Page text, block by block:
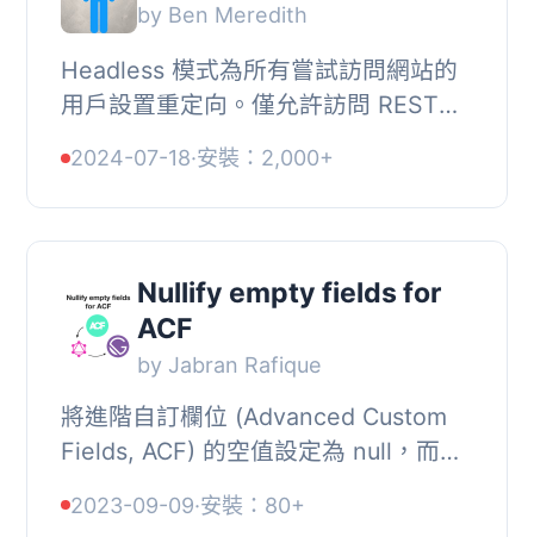
by Ben Meredith
Headless 模式為所有嘗試訪問網站的
用戶設置重定向。僅允許訪問 REST
的用戶嘗試訪問無頭安裝以編輯或創建
文章的請求。
2024-07-18·安裝：2,000+
Nullify empty fields for
ACF
by Jabran Rafique
將進階自訂欄位 (Advanced Custom
Fields, ACF) 的空值設定為 null，而非
GraphQL 錯誤。, 先決條件, , 進階自訂
2023-09-09·安裝：80+